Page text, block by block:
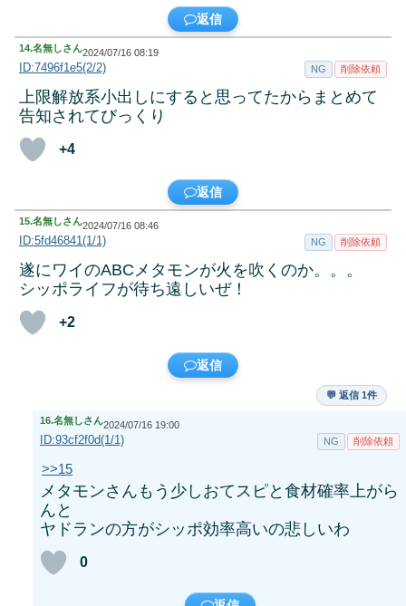
返信
14.名無しさん2024/07/16 08:19
ID:7496f1e5(2/2) NG 削除依頼
上限解放系小出しにすると思ってたからまとめて
告知されてびっくり
+4
返信
15.名無しさん2024/07/16 08:46
ID:5fd46841(1/1) NG 削除依頼
遂にワイのABCメタモンが火を吹くのか。。。
シッポライフが待ち遠しいぜ！
+2
返信
💬 返信 1件
16.名無しさん2024/07/16 19:00
ID:93cf2f0d(1/1) NG 削除依頼
>>15
メタモンさんもう少しおてスピと食材確率上がら
んと
ヤドランの方がシッポ効率高いの悲しいわ
0